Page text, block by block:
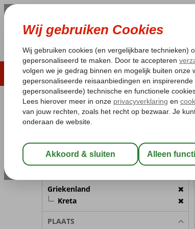
LAST MINUTE ZOMER 2026
Pakketgarantie Laagsteprijsgarantie*
REISGEZELSCHAP
Wijzig Reisgezelschap
Griekenland
Kreta
PLAATS